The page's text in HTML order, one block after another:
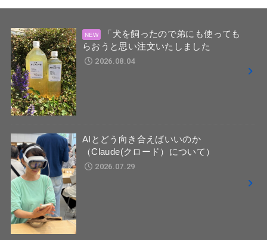
「犬を飼ったので弟にも使っても
らおうと思い注文いたしました
2026.08.04
AIとどう向き合えばいいのか
（Claude(クロード）について）
2026.07.29